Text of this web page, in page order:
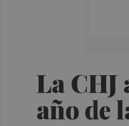
La
año de